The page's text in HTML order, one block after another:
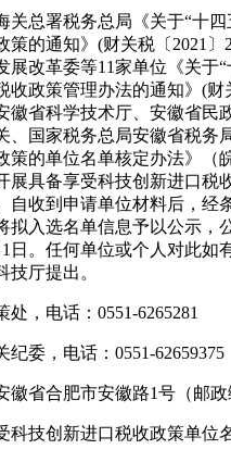
关总署税务总局《关于“十四
策的通知》(财关税〔2021〕
展改革委等11家单位《关于
收政策管理办法的通知》(财
徽省科学技术厅、安徽省民
、国家税务总局安徽省税务
策的单位名单核定办法》（
展具备享受科技创新进口税
自收到申请单位材料后，经
拟入选名单信息予以公示，
1日。任何单位或个人对此如
技厅提出。
处，电话：0551-6265281
纪委，电话：0551-62659375
徽省合肥市安徽路1号（邮政
科技创新进口税收政策单位